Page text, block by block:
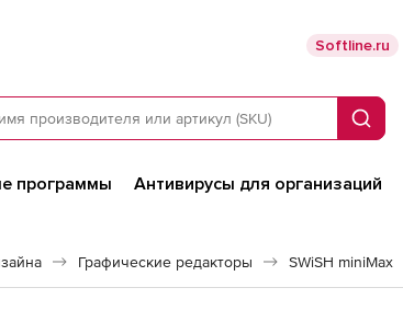
Softline.ru
Поиск
программы Антивирусы для организаций
Графические редакторы SWiSH miniMax